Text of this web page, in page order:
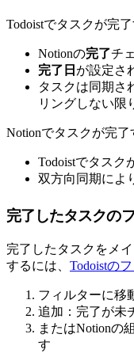
Todoistでタスクが完了
Notionの完了チ
完了日 が設定さ
タスクは同期さ
リングしない限
Notionでタスクが完了
Todoistでタスク
双方向同期によ
完了したタスクの
完了したタスクをメ
するには、 Todoistの
フィルターに移
追加：完了が未
またはNotionの
す